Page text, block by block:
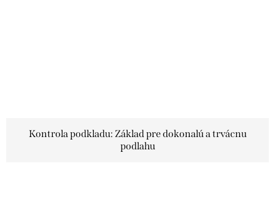
Kontrola podkladu: Základ pre dokonalú a trvácnu
podlahu